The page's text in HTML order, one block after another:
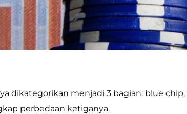
dikategorikan menjadi 3 bagian: blue
perbedaan ketiganya.